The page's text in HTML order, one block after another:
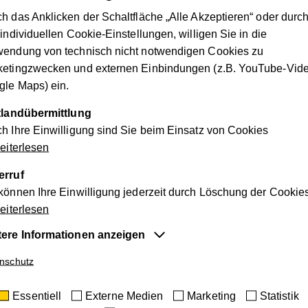
Dann hört man oft Bemerkungen wie: „Was du
Da sind wir von Inklusion wirklich sehr weit weg.
Extrem ins andere. Die Reaktionen reichen von „da hast du
schaffst du das bloß“.
Beruf schon sehr gefestigt sein,
Blicke und wird schräg
es ist einfach ein Traum, hier tätig zu sein. Es herrscht ein
das Anklicken der Schaltfläche „Alle Akzeptieren“ oder durch
individuellen Cookie-Einstellungen, willigen Sie in die
von technisch nicht notwendigen Cookies zu
und externen Einbindungen (z.B. YouTube-
Maps) ein.
Ihre Einwilligung sind Sie beim Einsatz von Cookies
Ihre Einwilligung jederzeit durch Löschung der
und unterstützen wichtige Funktionen wie den technischen
Informationen anzeigen
Essentiell Externe Medien Marketing
Statistik